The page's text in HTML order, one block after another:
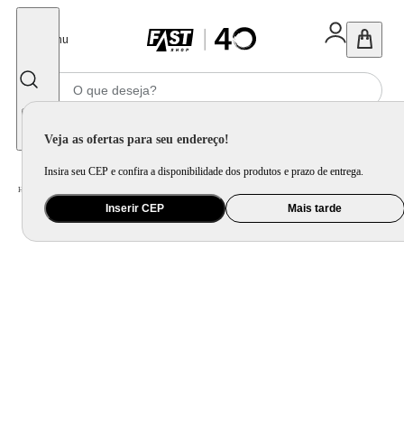
Menu
Veja as ofertas para seu endereço!
Insira seu CEP e confira a disponibilidade dos produtos e prazo de entrega.
Inserir CEP Mais tarde
Home